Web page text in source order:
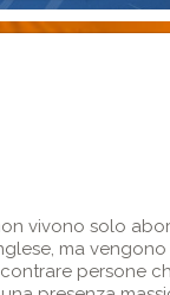
vivono solo
ma
persone